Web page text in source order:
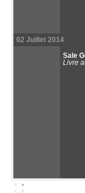
02 Juillet 2014
Sale
Livre